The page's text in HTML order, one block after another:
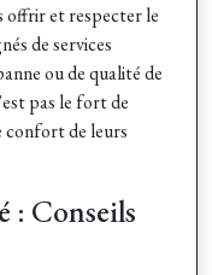
offrir et respecter le
de services
ou de qualité de
pas le fort de
confort de leurs
: Conseils